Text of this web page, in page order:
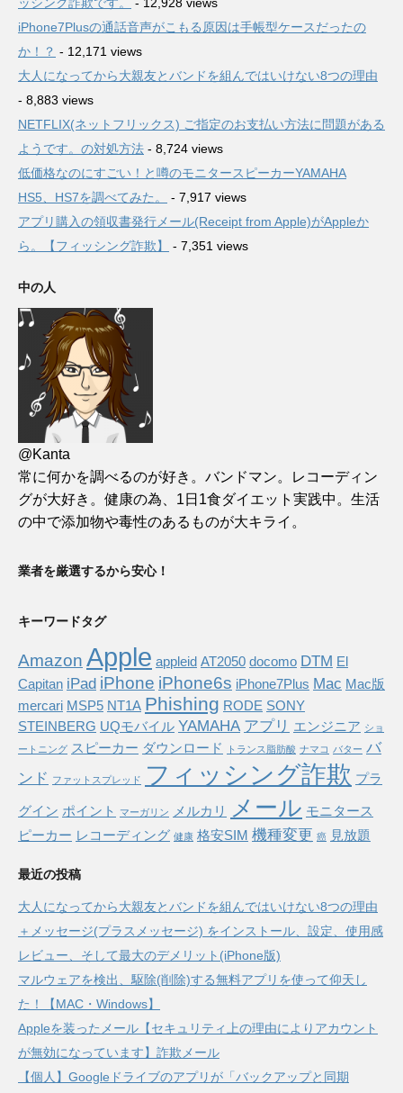
iPhone7Plusの通話音声がこもる原因は手帳型ケースだったの
か！？ - 12,171 views
大人になってから大親友とバンドを組んではいけない8つの理由
- 8,883 views
NETFLIX(ネットフリックス) ご指定のお支払い方法に問題がある
ようです。の対処方法 - 8,724 views
低価格なのにすごい！と噂のモニタースピーカーYAMAHA
HS5、HS7を調べてみた。
- 7,917 views
アプリ購入の領収書発行メール(Receipt from Apple)がAppleか
ら。【フィッシング詐欺】
- 7,351 views
中の人
@Kanta
常に何かを調べるのが好き。バンドマン。レコーディン
グが大好き。健康の為、1日1食ダイエット実践中。生活
の中で添加物や毒性のあるものが大キライ。
業者を厳選するから安心！
キーワードタグ
Amazon Apple appleid AT2050 docomo DTM El
Capitan iPad iPhone iPhone6s iPhone7Plus Mac Mac版
mercari MSP5 NT1A Phishing RODE SONY
STEINBERG UQモバイル YAMAHA アプリ エンジニア ショ
ートニング スピーカー ダウンロード トランス脂肪酸 ナマコ バター バ
ンド ファットスプレッド フィッシング詐欺 プラ
グイン ポイント マーガリン メルカリ メール モニタース
ピーカー レコーディング 健康 格安SIM 機種変更 癌 見放題
最近の投稿
大人になってから大親友とバンドを組んではいけない8つの理由
＋メッセージ(プラスメッセージ) をインストール、設定、使用感
レビュー、そして最大のデメリット(iPhone版)
マルウェアを検出、駆除(削除)する無料アプリを使って仰天し
た！【MAC・Windows】
Appleを装ったメール【セキュリティ上の理由によりアカウント
が無効になっています】詐欺メール
【個人】Googleドライブのアプリが「バックアップと同期